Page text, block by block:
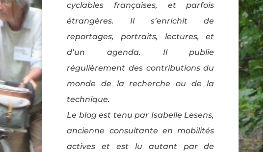
cyclables françaises, et parfois
étrangères. Il s’enrichit de
reportages, portraits, lectures, et
d’un agenda. Il publie
régulièrement des contributions du
monde de la recherche ou de la
technique.
Le blog est tenu par Isabelle Lesens,
ancienne consultante en mobilités
actives et est lu autant par de